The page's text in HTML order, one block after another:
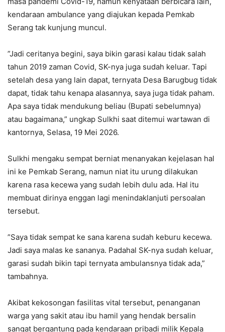
kendaraan ambulance yang diajukan kepada Pemkab
Serang tak kunjung muncul.
‎”Jadi ceritanya begini, saya bikin garasi kalau tidak salah
tahun 2019 zaman Covid, SK-nya juga sudah keluar. Tapi
setelah desa yang lain dapat, ternyata Desa Barugbug tidak
dapat, tidak tahu kenapa alasannya, saya juga tidak paham.
Apa saya tidak mendukung beliau (Bupati sebelumnya)
atau bagaimana,” ungkap Sulkhi saat ditemui wartawan di
kantornya, Selasa, 19 Mei 2026.
‎Sulkhi mengaku sempat berniat menanyakan kejelasan hal
ini ke Pemkab Serang, namun niat itu urung dilakukan
karena rasa kecewa yang sudah lebih dulu ada. Hal itu
membuat dirinya enggan lagi menindaklanjuti persoalan
tersebut.
‎”Saya tidak sempat ke sana karena sudah keburu kecewa.
Jadi saya malas ke sananya. Padahal SK-nya sudah keluar,
garasi sudah bikin tapi ternyata ambulansnya tidak ada,”
tambahnya.
‎Akibat kekosongan fasilitas vital tersebut, penanganan
warga yang sakit atau ibu hamil yang hendak bersalin
sangat bergantung pada kendaraan pribadi milik Kepala